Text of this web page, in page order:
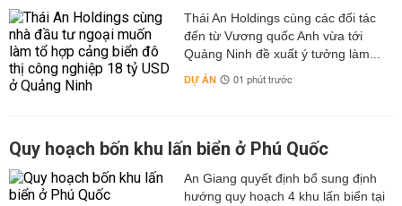
Thái An Holdings cùng các đối tác
đến từ Vương quốc Anh vừa tới
Quảng Ninh đề xuất ý tưởng làm...
DỰ ÁN 01 phút trước
Quy hoạch bốn khu lấn biển ở Phú Quốc
An Giang quyết định bổ sung định
hướng quy hoạch 4 khu lấn biển tại